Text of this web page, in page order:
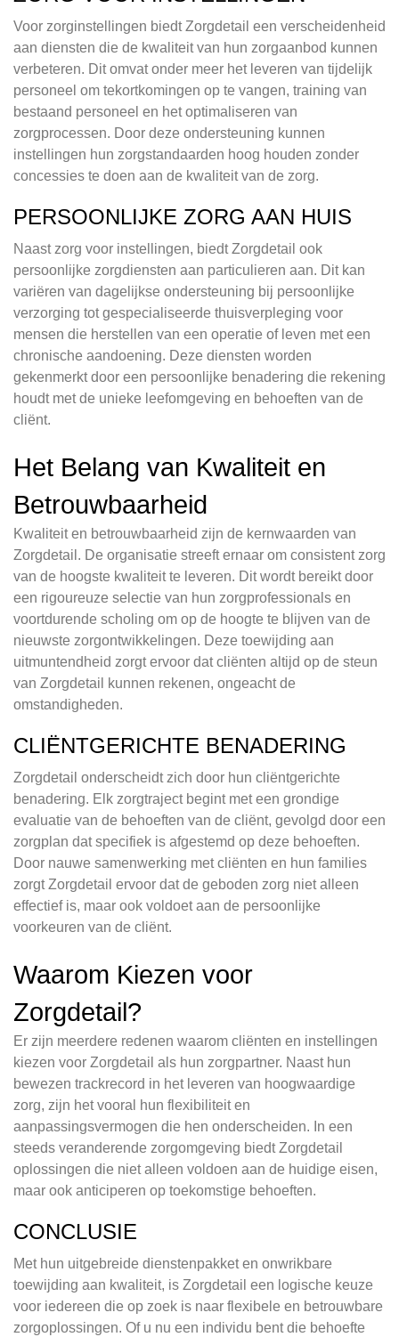
Voor zorginstellingen biedt Zorgdetail een verscheidenheid
aan diensten die de kwaliteit van hun zorgaanbod kunnen
verbeteren. Dit omvat onder meer het leveren van tijdelijk
personeel om tekortkomingen op te vangen, training van
bestaand personeel en het optimaliseren van
zorgprocessen. Door deze ondersteuning kunnen
instellingen hun zorgstandaarden hoog houden zonder
concessies te doen aan de kwaliteit van de zorg.
PERSOONLIJKE ZORG AAN HUIS
Naast zorg voor instellingen, biedt Zorgdetail ook
persoonlijke zorgdiensten aan particulieren aan. Dit kan
variëren van dagelijkse ondersteuning bij persoonlijke
verzorging tot gespecialiseerde thuisverpleging voor
mensen die herstellen van een operatie of leven met een
chronische aandoening. Deze diensten worden
gekenmerkt door een persoonlijke benadering die rekening
houdt met de unieke leefomgeving en behoeften van de
cliënt.
Het Belang van Kwaliteit en
Betrouwbaarheid
Kwaliteit en betrouwbaarheid zijn de kernwaarden van
Zorgdetail. De organisatie streeft ernaar om consistent zorg
van de hoogste kwaliteit te leveren. Dit wordt bereikt door
een rigoureuze selectie van hun zorgprofessionals en
voortdurende scholing om op de hoogte te blijven van de
nieuwste zorgontwikkelingen. Deze toewijding aan
uitmuntendheid zorgt ervoor dat cliënten altijd op de steun
van Zorgdetail kunnen rekenen, ongeacht de
omstandigheden.
CLIËNTGERICHTE BENADERING
Zorgdetail onderscheidt zich door hun cliëntgerichte
benadering. Elk zorgtraject begint met een grondige
evaluatie van de behoeften van de cliënt, gevolgd door een
zorgplan dat specifiek is afgestemd op deze behoeften.
Door nauwe samenwerking met cliënten en hun families
zorgt Zorgdetail ervoor dat de geboden zorg niet alleen
effectief is, maar ook voldoet aan de persoonlijke
voorkeuren van de cliënt.
Waarom Kiezen voor
Zorgdetail?
Er zijn meerdere redenen waarom cliënten en instellingen
kiezen voor Zorgdetail als hun zorgpartner. Naast hun
bewezen trackrecord in het leveren van hoogwaardige
zorg, zijn het vooral hun flexibiliteit en
aanpassingsvermogen die hen onderscheiden. In een
steeds veranderende zorgomgeving biedt Zorgdetail
oplossingen die niet alleen voldoen aan de huidige eisen,
maar ook anticiperen op toekomstige behoeften.
CONCLUSIE
Met hun uitgebreide dienstenpakket en onwrikbare
toewijding aan kwaliteit, is Zorgdetail een logische keuze
voor iedereen die op zoek is naar flexibele en betrouwbare
zorgoplossingen. Of u nu een individu bent die behoefte